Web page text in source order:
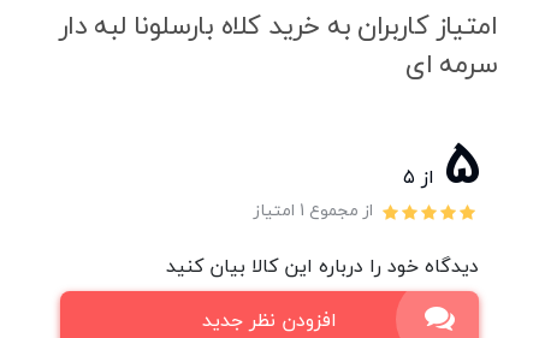
امتیاز کاربران به خرید کلاه بارسلونا لبه دار
سرمه ای
5 از ۵
از مجموع 1 امتیاز
دیدگاه خود را درباره این کالا بیان کنید
افزودن نظر جدید